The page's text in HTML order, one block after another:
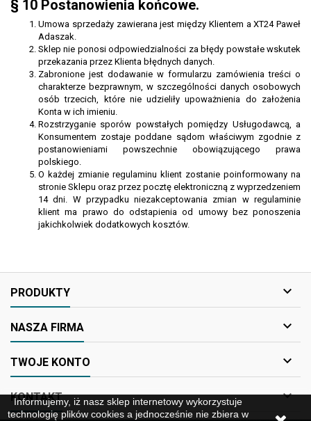
§ 10 Postanowienia końcowe.
Umowa sprzedaży zawierana jest między Klientem a XT24 Paweł
Adaszak.
Sklep nie ponosi odpowiedzialności za błędy powstałe wskutek
przekazania przez Klienta błędnych danych.
Zabronione jest dodawanie w formularzu zamówienia treści o
charakterze bezprawnym, w szczególności danych osobowych
osób trzecich, które nie udzieliły upoważnienia do założenia
Konta w ich imieniu.
Rozstrzyganie sporów powstałych pomiędzy Usługodawcą, a
Konsumentem zostaje poddane sądom właściwym zgodnie z
postanowieniami powszechnie obowiązującego prawa
polskiego.
O każdej zmianie regulaminu klient zostanie poinformowany na
stronie Sklepu oraz przez pocztę elektroniczną z wyprzedzeniem
14 dni. W przypadku niezakceptowania zmian w regulaminie
klient ma prawo do odstapienia od umowy bez ponoszenia
jakichkolwiek dodatkowych kosztów.
PRODUKTY 
NASZA FIRMA 
TWOJE KONTO 
KONTAKT 
Informujemy, iż nasz sklep internetowy wykorzystuje
technologię plików cookies a jednocześnie nie zbiera w